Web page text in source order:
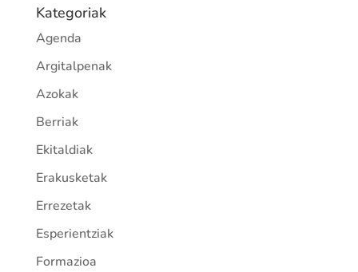
Kategoriak
Agenda
Argitalpenak
Azokak
Berriak
Ekitaldiak
Erakusketak
Errezetak
Esperientziak
Formazioa